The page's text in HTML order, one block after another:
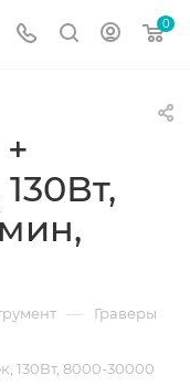
0
— Граверы
130Вт, 8000-30000